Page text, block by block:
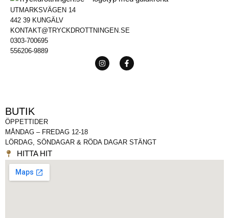
UTMARKSVÄGEN 14
442 39 KUNGÄLV
KONTAKT@TRYCKDROTTNINGEN.SE
0303-700695
556206-9889
BUTIK
ÖPPETTIDER
MÅNDAG – FREDAG 12-18
LÖRDAG, SÖNDAGAR & RÖDA DAGAR STÄNGT
HITTA HIT